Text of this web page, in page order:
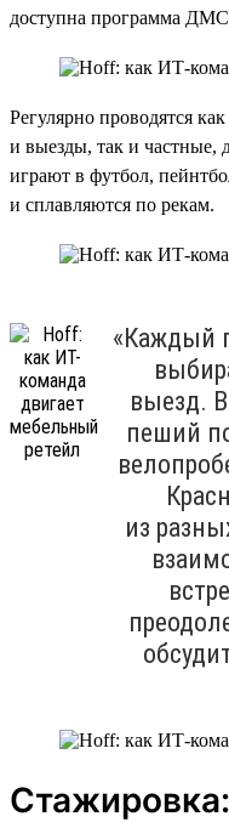
доступна программа
Регулярно проводятся
и выезды, так и частные,
играют в футбол,
и сплавляются по рекам.
«Каждый
выезд.
пеший
из